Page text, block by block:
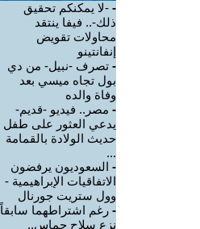
- -لا يمكنكم تحقيق
ذلك-.. فيفا ينتقد
محاولات تقويض
إنفانتينو
- تصرف -نبيل- من دي
بول تجاه ميسي بعد
وفاة والده
- مصر.. فيديو -قديم-
يدعي العثور على طفل
حديث الولادة بالقمامة
...
- السعوديون يرفضون
الاتفاقيات الإبراهيمية -
وول ستريت جورنال
- رغم اشتراطهما سابقاً
نزع سلاح حماس..